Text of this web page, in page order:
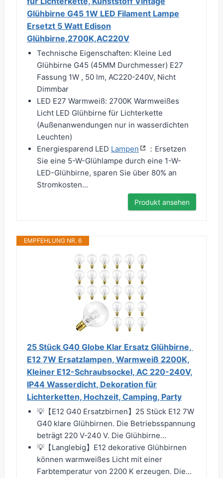
Glühbirne G45 1W LED Filament Lampe
Ersetzt 5 Watt Edison
Glühbirne,2700K,AC220V
Technische Eigenschaften: Kleine Led
Glühbirne G45 (45MM Durchmesser) E27
Fassung 1W , 50 lm, AC220-240V, Nicht
Dimmbar
LED E27 Warmweiß: 2700K Warmweißes
Licht LED Glühbirne für Lichterkette
(Außenanwendungen nur in wasserdichten
Leuchten)
Energiesparend LED Lampen
：Ersetzen
Sie eine 5-W-Glühlampe durch eine 1-W-
LED-Glühbirne, sparen Sie über 80% an
Stromkosten...
Produkt ansehen
EMPFEHLUNG NR. 6
25 Stück G40 Globe Klar Ersatz Glühbirne, ​
E12 7W Ersatzlampen, Warmweiß 2200K,
Kleiner E12-Schraubsockel, AC 220-240V,
IP44 Wasserdicht, Dekoration für
Lichterketten, Hochzeit, Camping, Party
💡【E12 G40 Ersatzbirnen】25 Stück E12 7W
G40 klare Glühbirnen. Die Betriebsspannung
beträgt 220 V-240 V. Die Glühbirne...
💡【Langlebig】E12 dekorative Glühbirnen
können warmweißes Licht mit einer
Farbtemperatur von 2200 K erzeugen. Die...